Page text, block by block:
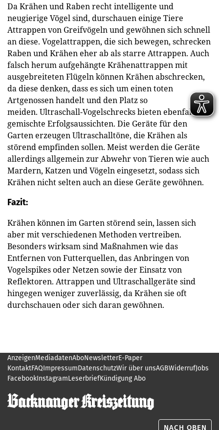
Da Krähen und Raben recht intelligente und
neugierige Vögel sind, durschauen einige Tiere
Attrappen von Greifvögeln und gewöhnen sich schnell
an diese. Vogelattrappen, die sich bewegen, schrecken
Raben und Krähen eher ab als starre Attrappen. Auch
falsch herum aufgehängte Krähenattrappen mit
ausgebreiteten Flügeln können Krähen abschrecken,
da diese denken, dass es sich um einen toten
Artgenossen handelt und den Platz so
meiden. Ultraschall-Vogelschrecks bieten ebenfalls
gemischte Erfolgsaussichten. Die Geräte für den
Garten erzeugen Ultraschalltöne, die Krähen als
störend empfinden sollen. Meist werden die Geräte
allerdings allgemein zur Abwehr von Tieren wie auch
Mardern, Katzen und Vögeln eingesetzt, sodass sich
Krähen nicht selten auch an diese Geräte gewöhnen.
Fazit:
Krähen können im Garten störend sein, lassen sich
aber mit verschiedenen Methoden vertreiben.
Besonders wirksam sind Maßnahmen wie das
Entfernen von Futterquellen, das Anbringen von
Vogelspikes oder Netzen sowie der Einsatz von
Reflektoren. Attrappen und Ultraschallgeräte sind
hingegen weniger zuverlässig, da Krähen sie oft
durchschauen oder sich daran gewöhnen.
AnzeigenMediadatenAboNewsletterE-Paper
KontaktFAQImpressumDatenschutzWir über unsAGBWiderrufJobs
FacebookInstagramLeserbriefKündigung Abo
NACH OBEN